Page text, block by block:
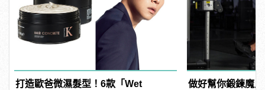
打造歐爸微濕髮型！6款「Wet
做好幫你鍛鍊魔